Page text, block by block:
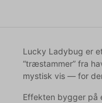
Lucky Ladybug er
“træstammer” fra
mystisk vis — for
Effekten bygger på